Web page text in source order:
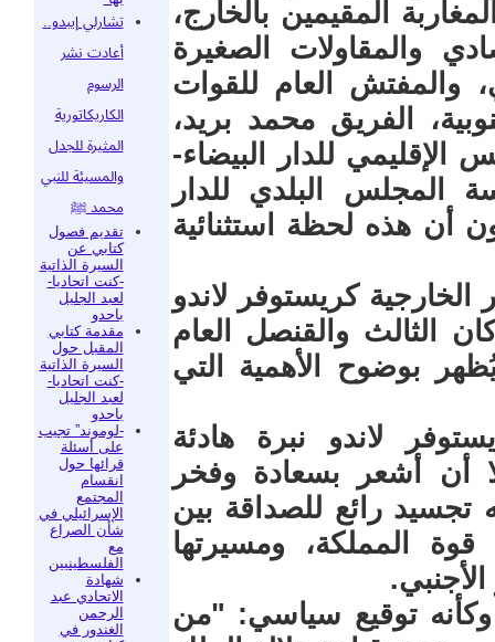
تشارلي إيبدو..
أعادت نشر
الرسوم
الكاريكاتورية
المثيرة للجدل
والمسيئة للنبي
محمد ﷺ
تقديم فصول
كتابي عن
السيرة الذاتية
-كنت اتحاديا-
لعبد الجليل
باحدو
مقدمة كتابي
المقبل حول
السيرة الذاتية
-كنت اتحاديا-
لعبد الجليل
باحدو
-لوموند” تجيب
على أسئلة
قرائها حول
انقسام
المجتمع
الإسرائيلي في
شأن الصراع
مع
الفلسطينيين
شهادة
الاتحادي عبد
الرحمن
الغندور في
المقيمين بالخارج،
والمقاولات الصغيرة
والمفتش العام للقوات
الفريق محمد بريد،
الإقليمي للدار البيضاء-
المجلس البلدي للدار
أن هذه لحظة استثنائية
كريستوفر لاندو
الثالث والقنصل العام
بوضوح الأهمية التي
لاندو نبرة هادئة
أن أشعر بسعادة وفخر
تجسيد رائع للصداقة بين
المملكة، ومسيرتها
الأجنبي.
وكأنه توقيع سياسي: "من